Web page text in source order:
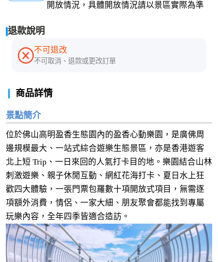
開放情況，具體開放情況請以景區實際為準
退款說明
不可退改
不可取消、退款或更改訂單
商品詳情
景點簡介
位於佛山高明盈香生態園內的盈香心動樂園，是廣佛周
邊規模最大、一站式綜合遊樂生態景區，亦是香港遊客
北上短 Trip、一日來回的人氣打卡目的地。樂園結合山林
刺激遊樂、親子休閒互動、網紅花海打卡、夏日水上狂
歡四大體驗，一張門票包羅數十項開放式項目，無需逐
項額外消費，情侶、一家大細、朋友聚會都能找到專屬
玩樂內容，全年四季皆適合造訪。